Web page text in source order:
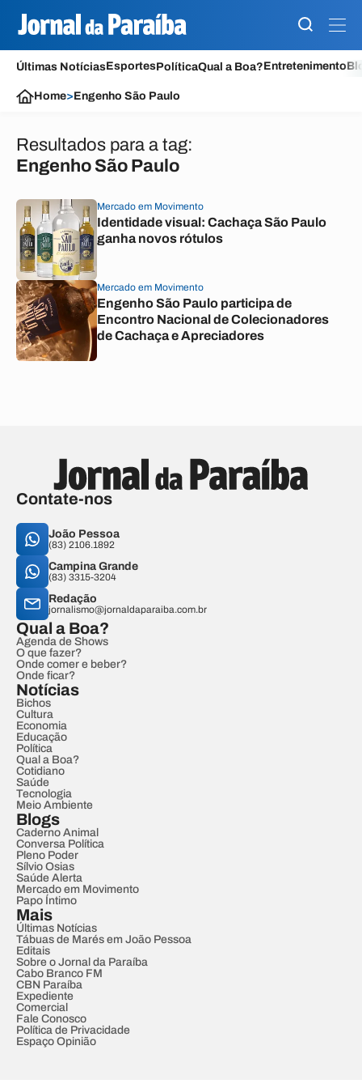
Últimas NotíciasEsportesPolíticaQual a Boa?Entretenimento
Home>Engenho São Paulo
Resultados para a tag:
Engenho São Paulo
Mercado em Movimento
Identidade visual: Cachaça São Paulo
ganha novos rótulos
Mercado em Movimento
Engenho São Paulo participa de
Encontro Nacional de Colecionadores
de Cachaça e Apreciadores
Contate-nos
João Pessoa
(83) 2106.1892
Campina Grande
(83) 3315-3204
Redação
jornalismo@jornaldaparaiba.com.br
Qual a Boa?
Agenda de Shows
O que fazer?
Onde comer e beber?
Onde ficar?
Notícias
Bichos
Cultura
Economia
Educação
Política
Qual a Boa?
Cotidiano
Saúde
Tecnologia
Meio Ambiente
Blogs
Caderno Animal
Conversa Política
Pleno Poder
Sílvio Osias
Saúde Alerta
Mercado em Movimento
Papo Íntimo
Mais
Últimas Notícias
Tábuas de Marés em João Pessoa
Editais
Sobre o Jornal da Paraíba
Cabo Branco FM
CBN Paraíba
Expediente
Comercial
Fale Conosco
Política de Privacidade
Espaço Opinião